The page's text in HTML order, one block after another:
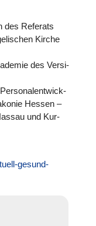
des Referats
Kirche
des Ver­si­
Hessen –
und Kur­
gesund-